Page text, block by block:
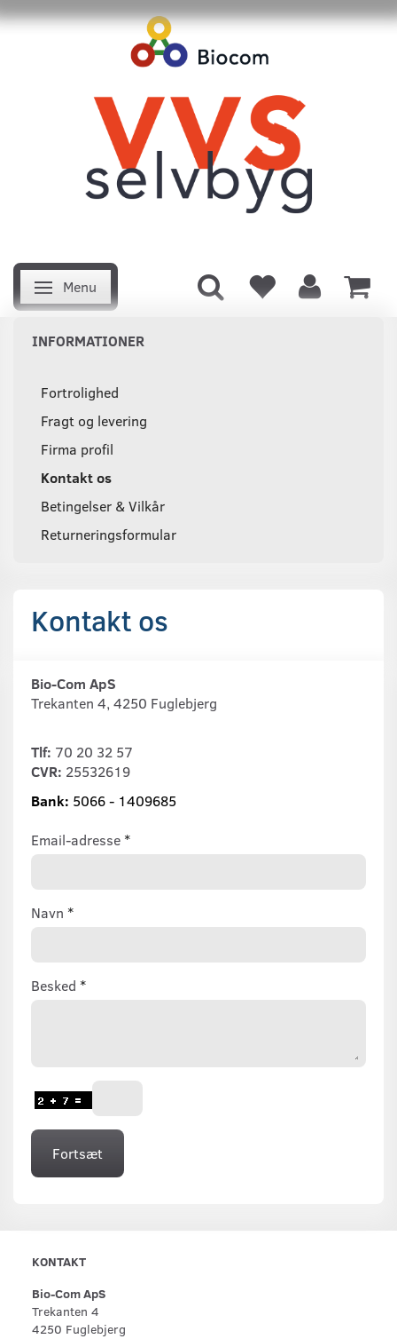
Skifte navigation
Menu
INFORMATIONER
Fortrolighed
Fragt og levering
Firma profil
Kontakt os
Betingelser & Vilkår
Returneringsformular
Kontakt os
Bio-Com ApS
Trekanten 4, 4250 Fuglebjerg
Tlf: 70 20 32 57
CVR: 25532619
Bank: 5066 - 1409685
Email-adresse
Navn
Besked
Fortsæt
KONTAKT
Bio-Com ApS
Trekanten 4
4250 Fuglebjerg